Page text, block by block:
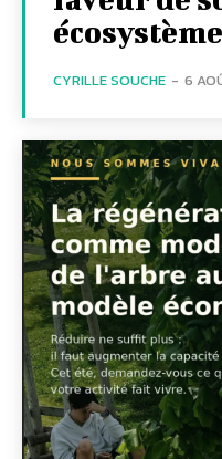
CYRILLE SOUCHE - 6